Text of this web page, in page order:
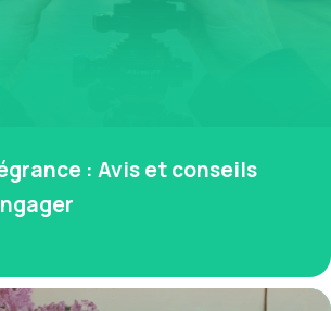
: Avis et conseils